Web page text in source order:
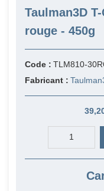
Taulman3D
rouge - 450g
Code : TLM810-
Fabricant :